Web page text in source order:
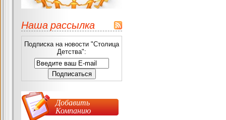
Наша рассылка
Подписка на новости "Столица
Детства":
Добавить
Компанию